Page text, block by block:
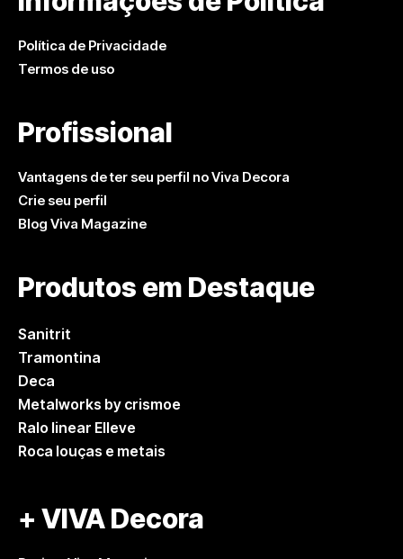
Política de Privacidade
Termos de uso
Profissional
Vantagens de ter seu perfil no Viva Decora
Crie seu perfil
Blog Viva Magazine
Produtos em Destaque
Sanitrit
Tramontina
Deca
Metalworks by crismoe
Ralo linear Elleve
Roca louças e metais
+ VIVA Decora